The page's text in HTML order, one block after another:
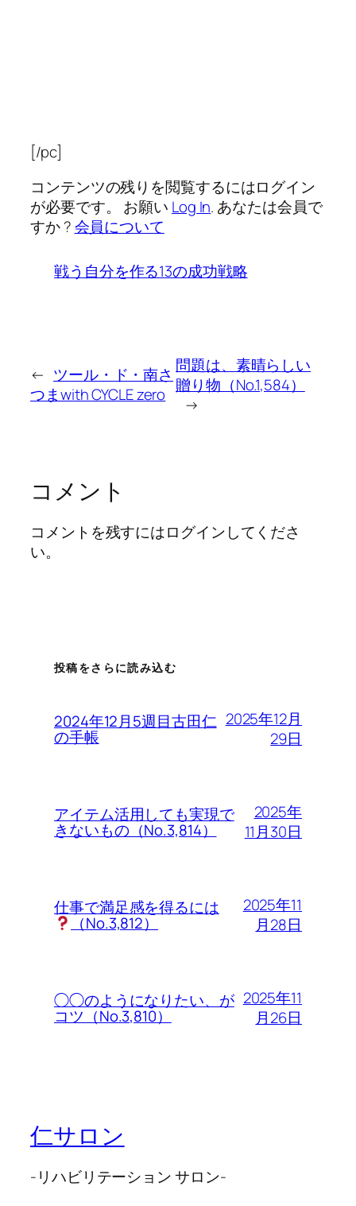
[/pc]
コンテンツの残りを閲覧するにはログイン
が必要です。 お願い Log In. あなたは会員で
すか ?会員について
戦う自分を作る13の成功戦略
← ツール・ド・南さ
つまwith CYCLE zero
問題は、素晴らしい
贈り物（No.1,584）
→
コメント
コメントを残すにはログインしてくださ
い。
投稿をさらに読み込む
2024年12月5週目古田仁
の手帳
2025年12月
29日
アイテム活用しても実現で
きないもの（No.3,814）
2025年
11月30日
仕事で満足感を得るには
（No.3,812）
2025年11
月28日
◯◯のようになりたい、が
コツ（No.3,810）
2025年11
月26日
仁サロン
-リハビリテーション サロン-